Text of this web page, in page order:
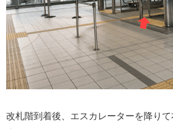
改札階到着後、エスカレーターを降り